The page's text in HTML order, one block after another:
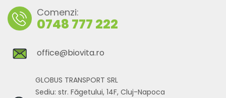
Comenzi:
0748 777 222
office@biovita.ro
GLOBUS TRANSPORT SRL
Sediu: str. Făgetului, 14F, Cluj-Napoca